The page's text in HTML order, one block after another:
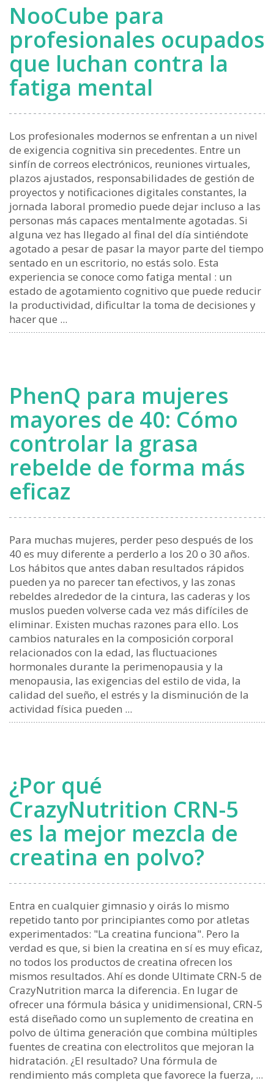
NooCube para
profesionales ocupados
que luchan contra la
fatiga mental
Los profesionales modernos se enfrentan a un nivel
de exigencia cognitiva sin precedentes. Entre un
sinfín de correos electrónicos, reuniones virtuales,
plazos ajustados, responsabilidades de gestión de
proyectos y notificaciones digitales constantes, la
jornada laboral promedio puede dejar incluso a las
personas más capaces mentalmente agotadas. Si
alguna vez has llegado al final del día sintiéndote
agotado a pesar de pasar la mayor parte del tiempo
sentado en un escritorio, no estás solo. Esta
experiencia se conoce como fatiga mental : un
estado de agotamiento cognitivo que puede reducir
la productividad, dificultar la toma de decisiones y
hacer que ...
PhenQ para mujeres
mayores de 40: Cómo
controlar la grasa
rebelde de forma más
eficaz
Para muchas mujeres, perder peso después de los
40 es muy diferente a perderlo a los 20 o 30 años.
Los hábitos que antes daban resultados rápidos
pueden ya no parecer tan efectivos, y las zonas
rebeldes alrededor de la cintura, las caderas y los
muslos pueden volverse cada vez más difíciles de
eliminar. Existen muchas razones para ello. Los
cambios naturales en la composición corporal
relacionados con la edad, las fluctuaciones
hormonales durante la perimenopausia y la
menopausia, las exigencias del estilo de vida, la
calidad del sueño, el estrés y la disminución de la
actividad física pueden ...
¿Por qué
CrazyNutrition CRN-5
es la mejor mezcla de
creatina en polvo?
Entra en cualquier gimnasio y oirás lo mismo
repetido tanto por principiantes como por atletas
experimentados: "La creatina funciona". Pero la
verdad es que, si bien la creatina en sí es muy eficaz,
no todos los productos de creatina ofrecen los
mismos resultados. Ahí es donde Ultimate CRN-5 de
CrazyNutrition marca la diferencia. En lugar de
ofrecer una fórmula básica y unidimensional, CRN-5
está diseñado como un suplemento de creatina en
polvo de última generación que combina múltiples
fuentes de creatina con electrolitos que mejoran la
hidratación. ¿El resultado? Una fórmula de
rendimiento más completa que favorece la fuerza, ...